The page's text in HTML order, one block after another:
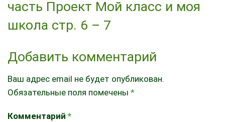
часть Проект Мой класс и моя
школа стр. 6 – 7
Добавить комментарий
Ваш адрес email не будет опубликован.
Обязательные поля помечены *
Комментарий *